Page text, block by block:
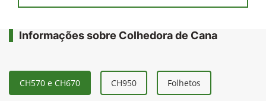
Informações sobre Colhedora de Cana
CH570 e CH670 CH950 Folhetos